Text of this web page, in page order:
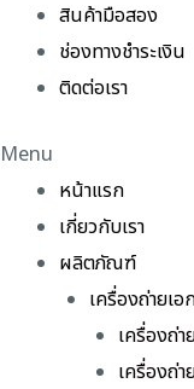
สินค้ามือสอง
ช่องทางชำระเงิน
ติดต่อเรา
Menu
หน้าแรก
เกี่ยวกับเรา
ผลิตภัณฑ์
เครื่องถ่ายเอ
เครื่องถ่
เครื่องถ่